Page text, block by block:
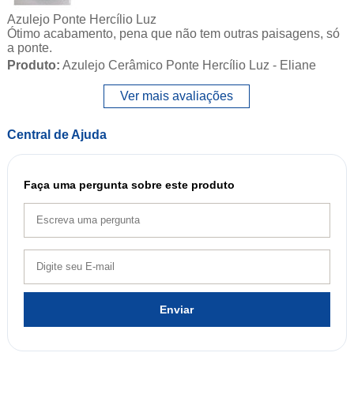
Azulejo Ponte Hercílio Luz
Ótimo acabamento, pena que não tem outras paisagens, só
a ponte.
Produto: Azulejo Cerâmico Ponte Hercílio Luz - Eliane
Ver mais avaliações
Central de Ajuda
Faça uma pergunta sobre este produto
Enviar